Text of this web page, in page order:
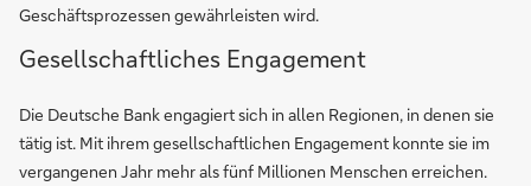
Geschäftsprozessen gewährleisten wird.
Gesellschaftliches Engagement
Die Deutsche Bank engagiert sich in allen Regionen, in denen sie
tätig ist. Mit ihrem gesellschaftlichen Engagement konnte sie im
vergangenen Jahr mehr als fünf Millionen Menschen erreichen.